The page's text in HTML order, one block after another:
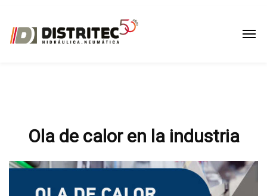
Ola de calor en la industria